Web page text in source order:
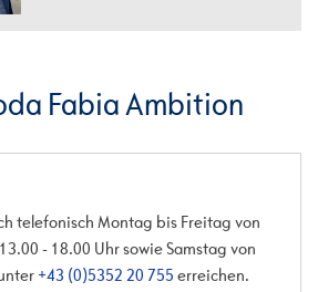
Fabia Ambition
telefonisch Montag bis Freitag von
- 18.00 Uhr sowie Samstag von
+43 (0)5352 20 755 erreichen.